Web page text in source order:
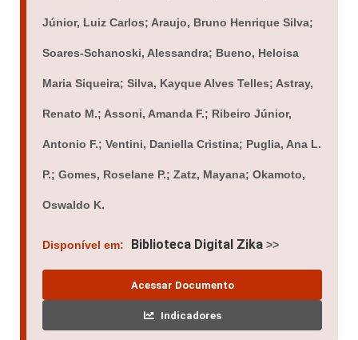
Júnior, Luiz Carlos; Araujo, Bruno Henrique Silva;
Soares-Schanoski, Alessandra; Bueno, Heloisa
Maria Siqueira; Silva, Kayque Alves Telles; Astray,
Renato M.; Assoni, Amanda F.; Ribeiro Júnior,
Antonio F.; Ventini, Daniella Cristina; Puglia, Ana L.
P.; Gomes, Roselane P.; Zatz, Mayana; Okamoto,
Oswaldo K.
Disponível em: Biblioteca Digital Zika >>
Acessar Documento
Indicadores